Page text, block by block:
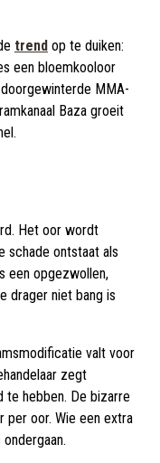
trend op te duiken:
een bloemkooloor
MMA-
Baza groeit
Het oor wordt
schade ontstaat als
een opgezwollen,
drager niet bang is
valt voor
zegt
te hebben. De bizarre
per oor. Wie een extra